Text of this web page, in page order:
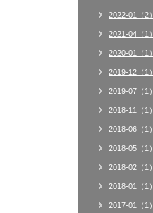
2022-01（2）
2021-04（1）
2020-01（1）
2019-12（1）
2019-07（1）
2018-11（1）
2018-06（1）
2018-05（1）
2018-02（1）
2018-01（1）
2017-01（1）